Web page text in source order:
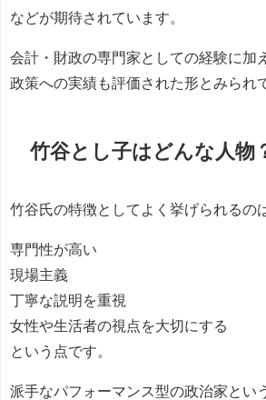
などが期待されています。
会計・財政の専門家としての経験に加
政策への実績も評価された形とみられ
竹谷とし子はどんな人物
竹谷氏の特徴としてよく挙げられるの
専門性が高い
現場主義
丁寧な説明を重視
女性や生活者の視点を大切にする
という点です。
派手なパフォーマンス型の政治家とい